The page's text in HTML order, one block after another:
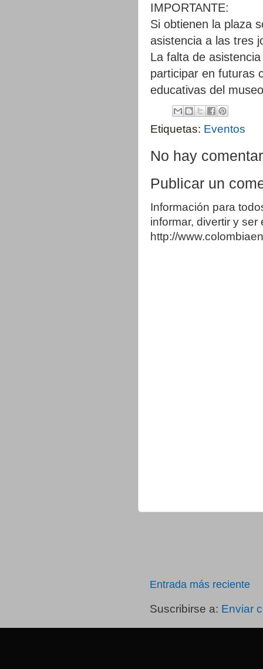
IMPORTANTE:
Si obtienen la plaza
asistencia a las tres
La falta de
participar en futuras
educativas del
Etiquetas: Eventos
No hay
Publicar un
Información para
informar, divertir y
http://
Entrada más reciente
Suscribirse a: Enviar